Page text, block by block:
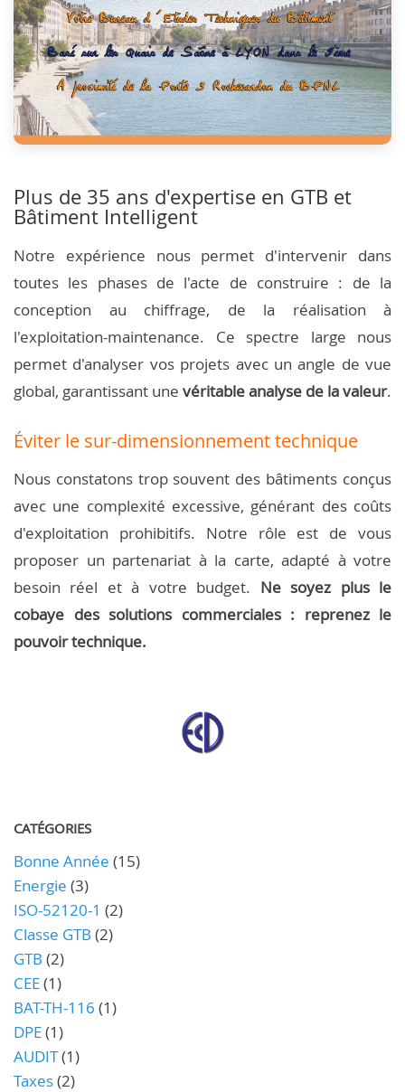
Plus de 35 ans d'expertise en GTB et
Bâtiment Intelligent
Notre expérience nous permet d'intervenir dans
toutes les phases de l'acte de construire : de la
conception au chiffrage, de la réalisation à
l'exploitation-maintenance. Ce spectre large nous
permet d'analyser vos projets avec un angle de vue
global, garantissant une véritable analyse de la valeur.
Éviter le sur-dimensionnement technique
Nous constatons trop souvent des bâtiments conçus
avec une complexité excessive, générant des coûts
d'exploitation prohibitifs. Notre rôle est de vous
proposer un partenariat à la carte, adapté à votre
besoin réel et à votre budget. Ne soyez plus le
cobaye des solutions commerciales : reprenez le
pouvoir technique.
CATÉGORIES
Bonne Année (15)
Energie (3)
ISO-52120-1 (2)
Classe GTB (2)
GTB (2)
CEE(1)
BAT-TH-116 (1)
DPE(1)
AUDIT(1)
Taxes(2)